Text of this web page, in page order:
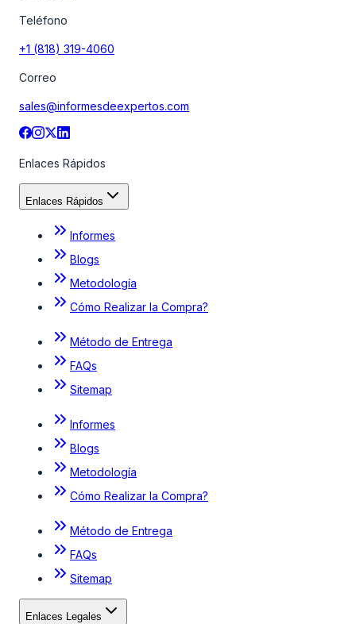
Teléfono
+1 (818) 319-4060
Correo
sales@informesdeexpertos.com
Enlaces Rápidos
Enlaces Rápidos
Informes
Blogs
Metodología
Cómo Realizar la Compra?
Método de Entrega
FAQs
Sitemap
Informes
Blogs
Metodología
Cómo Realizar la Compra?
Método de Entrega
FAQs
Sitemap
Enlaces Legales